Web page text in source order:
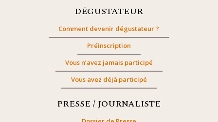
DÉGUSTATEUR
Comment devenir dégustateur ?
Préinscription
Vous n’avez jamais participé
Vous avez déjà participé
PRESSE / JOURNALISTE